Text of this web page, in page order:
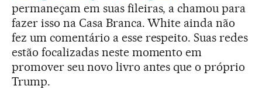
permaneçam em suas fileiras, a chamou para
fazer isso na Casa Branca. White ainda não
fez um comentário a esse respeito. Suas redes
estão focalizadas neste momento em
promover seu novo livro antes que o próprio
Trump.